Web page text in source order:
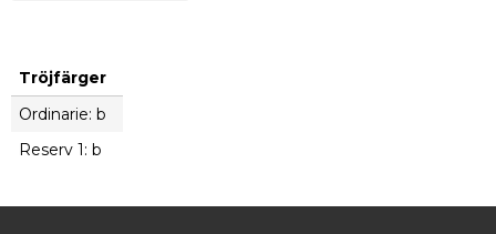
Tröjfärger
Ordinarie: b
Reserv 1: b